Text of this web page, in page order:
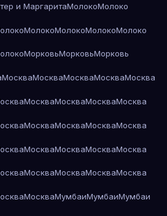
и МаргаритаМолокоМолоко
МолокоМолокоМолокоМолоко
МорковьМорковьМорковь
МоскваМоскваМоскваМоскваМосква
МоскваМоскваМоскваМосква
МоскваМоскваМоскваМосква
МоскваМоскваМоскваМосква
МоскваМоскваМоскваМосква
МоскваМумбаиМумбаиМумбаи